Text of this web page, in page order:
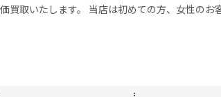
取いたします。 当店は初めての方、女性のお